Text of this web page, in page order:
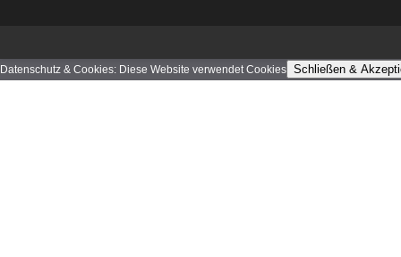
Datenschutz & Cookies: Diese Website verwendet Cookies Schließen &